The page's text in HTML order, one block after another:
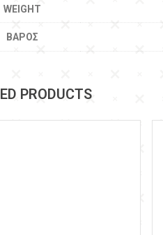
WEIGHT
ΒΆΡΟΣ
PRODUCTS